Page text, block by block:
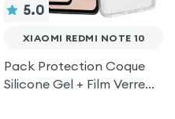
5.0
XIAOMI REDMI NOTE 10
Pack Protection Coque
Silicone Gel + Film Verre